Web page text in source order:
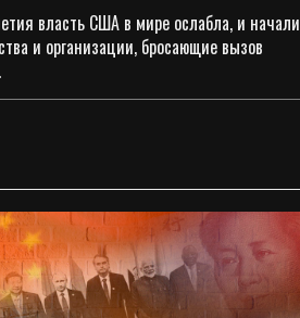
власть США в мире ослабла, и начали
и организации, бросающие вызов